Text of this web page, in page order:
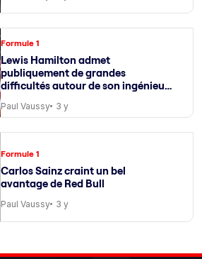
Formule 1
Lewis Hamilton admet
publiquement de grandes
difficultés autour de son ingénieur
Paul Vaussy 3 y
Formule 1
Carlos Sainz craint un bel
avantage de Red Bull
Paul Vaussy 3 y